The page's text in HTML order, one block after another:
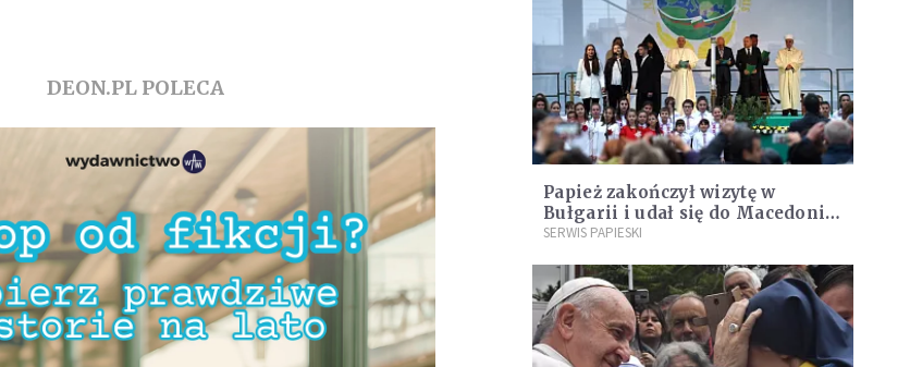
DEON.PL POLECA
Papież zakończył wizytę w
Bułgarii i udał się do Macedonii
Północnej
SERWIS PAPIESKI